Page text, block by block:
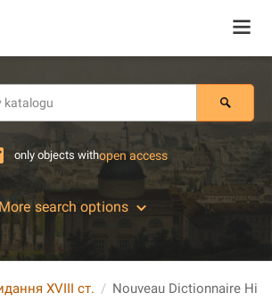
only objects withopen access
More search options
XVIII ст.